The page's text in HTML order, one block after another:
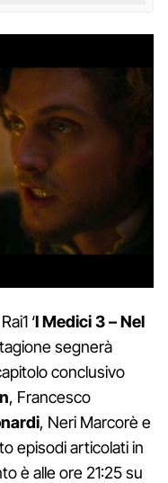
‘I Medici 3 – Nel
segnerà
conclusivo
, Francesco
, Neri Marcorè e
episodi articolati in
è alle ore 21:25 su